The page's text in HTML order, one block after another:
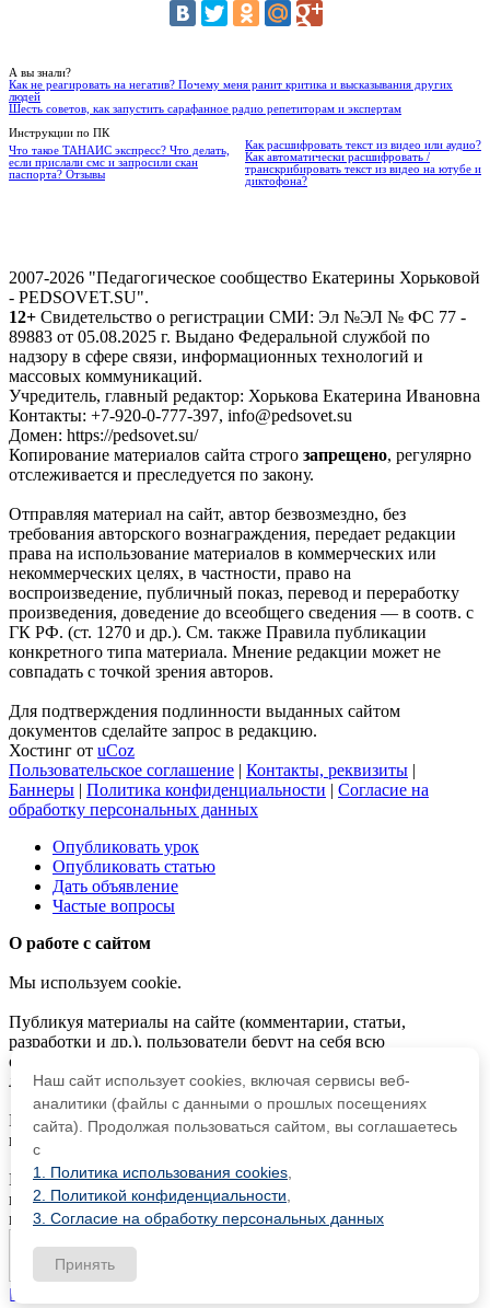
А вы знали?
Как не реагировать на негатив? Почему меня ранит критика и высказывания других
людей
Шесть советов, как запустить сарафанное радио репетиторам и экспертам
Инструкции по ПК
Что такое ТАНАИС экспресс? Что делать,
если прислали смс и запросили скан
паспорта? Отзывы
Как расшифровать текст из видео или аудио?
Как автоматически расшифровать /
транскрибировать текст из видео на ютубе и
диктофона?
2007-2026 "Педагогическое сообщество Екатерины Хорьковой
- PEDSOVET.SU".
12+ Свидетельство о регистрации СМИ: Эл №ЭЛ № ФС 77 -
89883 от 05.08.2025 г. Выдано Федеральной службой по
надзору в сфере связи, информационных технологий и
массовых коммуникаций.
Учредитель, главный редактор: Хорькова Екатерина Ивановна
Контакты: +7-920-0-777-397, info@pedsovet.su
Домен: https://pedsovet.su/
Копирование материалов сайта строго запрещено, регулярно
отслеживается и преследуется по закону.
Отправляя материал на сайт, автор безвозмездно, без
требования авторского вознаграждения, передает редакции
права на использование материалов в коммерческих или
некоммерческих целях, в частности, право на
воспроизведение, публичный показ, перевод и переработку
произведения, доведение до всеобщего сведения — в соотв. с
ГК РФ. (ст. 1270 и др.). См. также Правила публикации
конкретного типа материала. Мнение редакции может не
совпадать с точкой зрения авторов.
Для подтверждения подлинности выданных сайтом
документов сделайте запрос в редакцию.
Хостинг от uCoz
Пользовательское соглашение | Контакты, реквизиты |
Баннеры | Политика конфиденциальности | Согласие на
обработку персональных данных
Опубликовать урок
Опубликовать статью
Дать объявление
Частые вопросы
О работе с сайтом
Мы используем cookie.
Публикуя материалы на сайте (комментарии, статьи,
разработки и др.), пользователи берут на себя всю
ответственность за содержание материалов и разрешение
любых спорных вопросов с третьми лицами.
При этом редакция сайта готова оказывать всяческую
поддержку как в публикации, так и других вопросах.
Если вы обнаружили, что на нашем сайте незаконно
используются материалы,сообщите администратору
материалы будут удалены.
Наш сайт использует cookies, включая сервисы веб-
аналитики (файлы с данными о прошлых посещениях
сайта). Продолжая пользоваться сайтом, вы соглашаетесь
с
1. Политика использования cookies
2. Политикой конфиденциальности
3. Согласие на обработку персональных данных
Принять